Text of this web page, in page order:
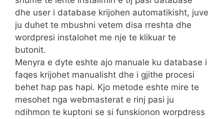
dhe user i database krijohen automatikisht, juve
ju duhet te mbushni vetem disa rreshta dhe
wordpresi instalohet me nje te klikuar te
butonit.
Menyra e dyte eshte ajo manuale ku database i
faqes krijohet manualisht dhe i gjithe procesi
behet hap pas hapi. Kjo metode eshte mire te
mesohet nga webmasterat e rinj pasi ju
ndihmon te kuptoni se si funskionon worpdress